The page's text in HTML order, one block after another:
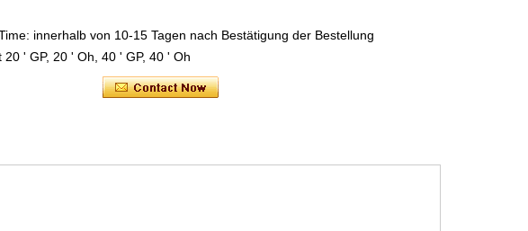
innerhalb von 10-15 Tagen nach Bestätigung der Bestellung
20 ' GP, 20 ' Oh, 40 ' GP, 40 ' Oh